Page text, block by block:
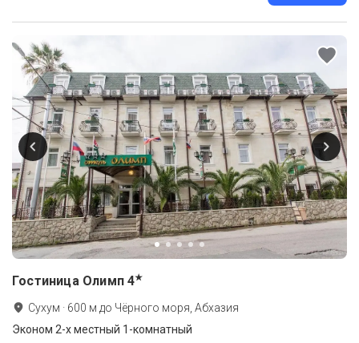
Гостиница Олимп 4★
Сухум · 600 м до Чёрного моря, Абхазия
Эконом 2-х местный 1-комнатный